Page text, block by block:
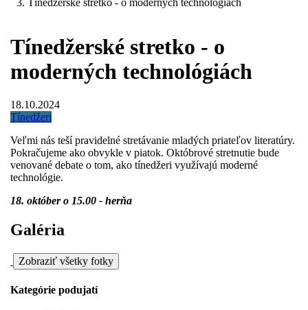
Tínedžerské stretko - o moderných technológiách
Tínedžerské stretko - o
moderných technológiách
18.10.2024
Tínedžeri
Veľmi nás teší pravidelné stretávanie mladých priateľov literatúry.
Pokračujeme ako obvykle v piatok. Októbrové stretnutie bude
venované debate o tom, ako tínedžeri využívajú moderné
technológie.
18. október o 15.00 - herňa
Galéria
Zobraziť všetky fotky
Kategórie podujatí